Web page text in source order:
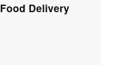
Food Delivery